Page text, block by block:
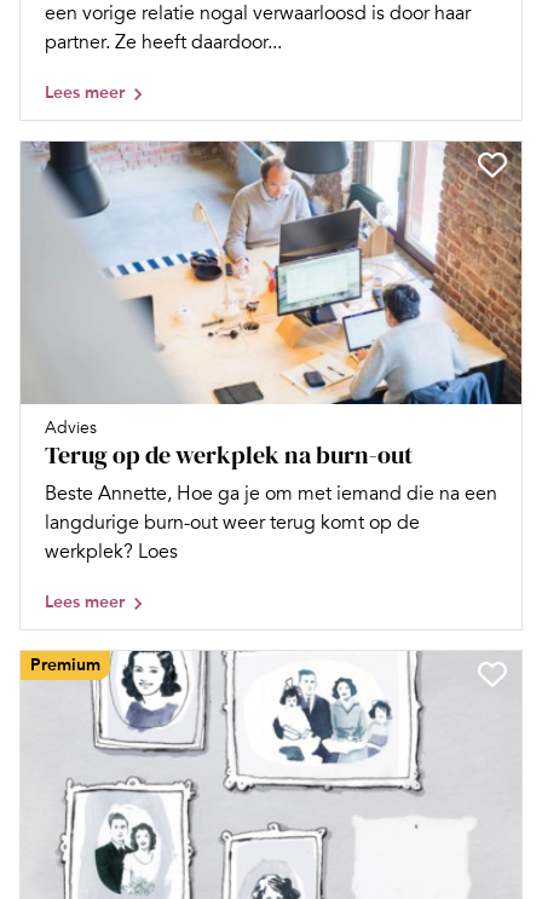
een vorige relatie nogal verwaarloosd is door haar
partner. Ze heeft daardoor...
Lees meer
Advies
Terug op de werkplek na burn-out
Beste Annette, Hoe ga je om met iemand die na een
langdurige burn-out weer terug komt op de
werkplek? Loes
Lees meer
Premium